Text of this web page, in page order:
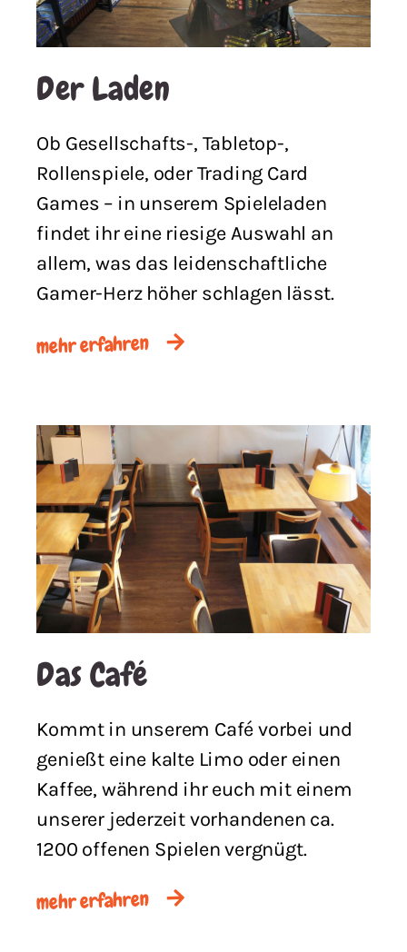
Der Laden
Ob Gesellschafts-, Tabletop-,
Rollenspiele, oder Trading Card
Games – in unserem Spieleladen
findet ihr eine riesige Auswahl an
allem, was das leidenschaftliche
Gamer-Herz höher schlagen lässt.
mehr erfahren
Das Café
Kommt in unserem Café vorbei und
genießt eine kalte Limo oder einen
Kaffee, während ihr euch mit einem
unserer jederzeit vorhandenen ca.
1200 offenen Spielen vergnügt.
mehr erfahren